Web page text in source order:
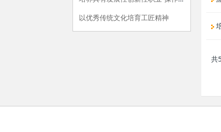
以优秀传统文化培育工匠精神
共